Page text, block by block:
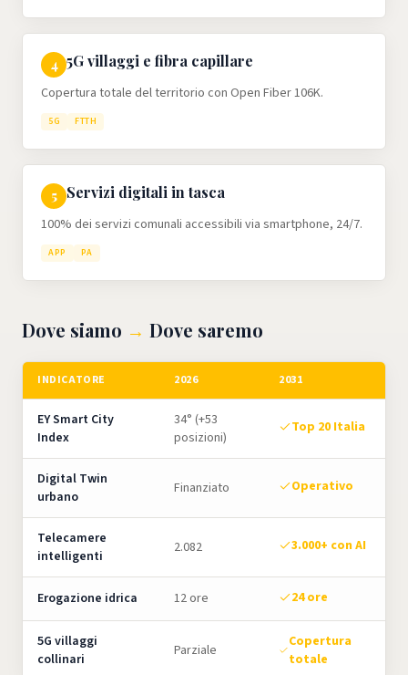
4 5G villaggi e fibra capillare
Copertura totale del territorio con Open Fiber 106K.
5G FTTH
5 Servizi digitali in tasca
100% dei servizi comunali accessibili via smartphone, 24/7.
APP PA
Dove siamo → Dove saremo
INDICATORE 2026 2031
EY Smart City
Index
34° (+53
posizioni)
Top 20 Italia
Digital Twin
urbano
Finanziato Operativo
Telecamere
intelligenti
2.082 3.000+ con AI
Erogazione idrica 12 ore 24 ore
5G villaggi
collinari
Parziale
Copertura
totale